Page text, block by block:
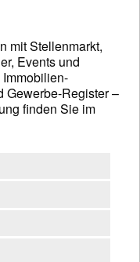
mit Stellenmarkt,
Events und
Gewerbe-Register –
finden Sie im